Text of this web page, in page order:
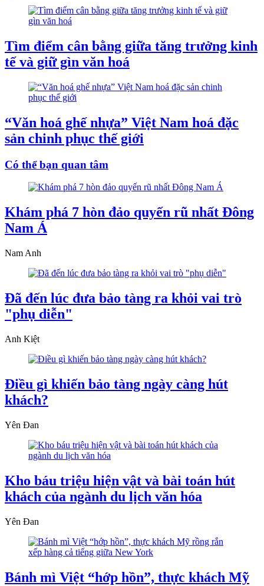
Tìm điểm cân bằng giữa tăng trưởng kinh
tế và giữ gìn văn hoá
“Văn hoá ghế nhựa” Việt Nam hoá đặc
sản chinh phục thế giới
Có thể bạn quan tâm
Khám phá 7 hòn đảo quyến rũ nhất Đông
Nam Á
Nam Anh
Đã đến lúc đưa bảo tàng ra khỏi vai trò
"phụ diễn"
Anh Kiệt
Điều gì khiến bảo tàng ngày càng hút
khách?
Yên Đan
Kho báu triệu hiện vật và bài toán hút
khách của ngành du lịch văn hóa
Yên Đan
Bánh mì Việt “hớp hồn”, thực khách Mỹ